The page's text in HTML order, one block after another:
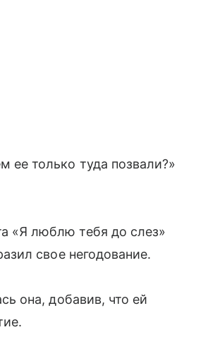
ее только туда позвали?»
«Я люблю тебя до слез»
свое негодование.
она, добавив, что ей